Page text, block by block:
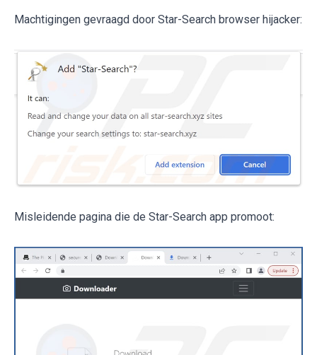
Machtigingen gevraagd door Star-Search browser hijacker:
Misleidende pagina die de Star-Search app promoot: